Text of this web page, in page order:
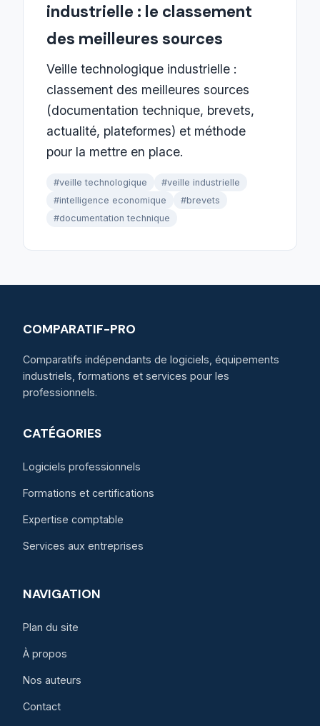
industrielle : le classement
des meilleures sources
Veille technologique industrielle :
classement des meilleures sources
(documentation technique, brevets,
actualité, plateformes) et méthode
pour la mettre en place.
#veille technologique
#veille industrielle
#intelligence economique
#brevets
#documentation technique
COMPARATIF-PRO
Comparatifs indépendants de logiciels, équipements
industriels, formations et services pour les
professionnels.
CATÉGORIES
Logiciels professionnels
Formations et certifications
Expertise comptable
Services aux entreprises
NAVIGATION
Plan du site
À propos
Nos auteurs
Contact